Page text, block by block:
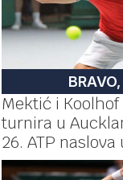
Mektić i
turnira u
26. ATP